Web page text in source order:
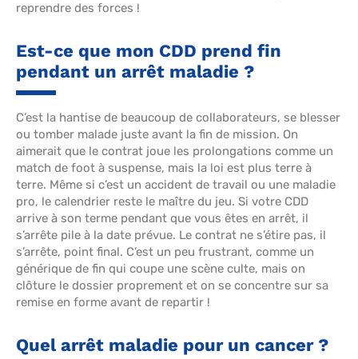
reprendre des forces !
Est-ce que mon CDD prend fin
pendant un arrêt maladie ?
C’est la hantise de beaucoup de collaborateurs, se blesser
ou tomber malade juste avant la fin de mission. On
aimerait que le contrat joue les prolongations comme un
match de foot à suspense, mais la loi est plus terre à
terre. Même si c’est un accident de travail ou une maladie
pro, le calendrier reste le maître du jeu. Si votre CDD
arrive à son terme pendant que vous êtes en arrêt, il
s’arrête pile à la date prévue. Le contrat ne s’étire pas, il
s’arrête, point final. C’est un peu frustrant, comme un
générique de fin qui coupe une scène culte, mais on
clôture le dossier proprement et on se concentre sur sa
remise en forme avant de repartir !
Quel arrêt maladie pour un cancer ?